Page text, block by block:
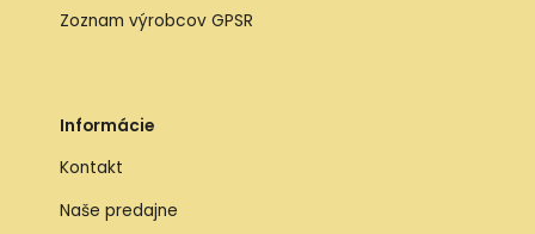
Zoznam výrobcov GPSR
Informácie
Kontakt
Naše predajne